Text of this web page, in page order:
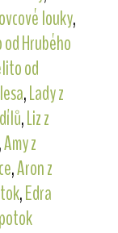
louky,
Hrubého
od
,Lady z
,Liz z
,Amy z
,Aron z
,Edra